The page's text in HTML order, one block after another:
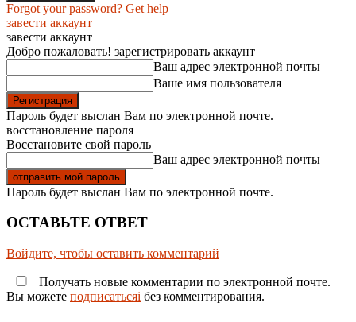
Forgot your password? Get help
завести аккаунт
завести аккаунт
Добро пожаловать! зарегистрировать аккаунт
Ваш адрес электронной почты
Ваше имя пользователя
Пароль будет выслан Вам по электронной почте.
восстановление пароля
Восстановите свой пароль
Ваш адрес электронной почты
Пароль будет выслан Вам по электронной почте.
ОСТАВЬТЕ ОТВЕТ
Войдите, чтобы оставить комментарий
Получать новые комментарии по электронной почте.
Вы можете подписатьсяi без комментирования.